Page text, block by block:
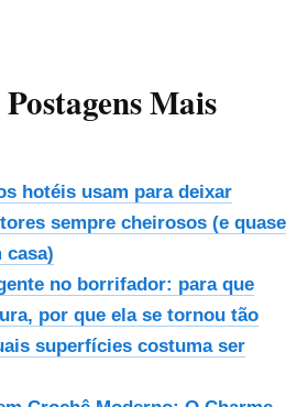
Postagens Mais
hotéis usam para deixar
sempre cheirosos (e quase
casa)
no borrifador: para que
por que ela se tornou tão
superfícies costuma ser